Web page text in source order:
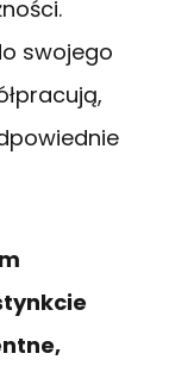
swojego